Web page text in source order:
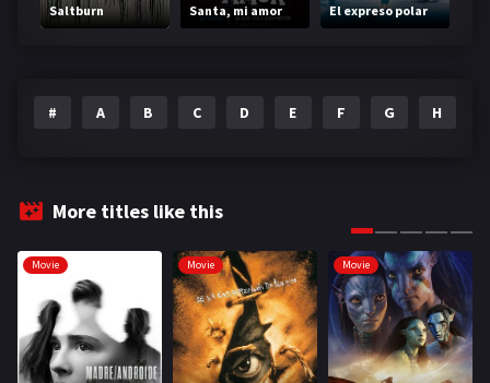
Saltburn Santa, mi amor El expreso polar
# A B C D E F G H
More titles like this
Movie Movie Movie